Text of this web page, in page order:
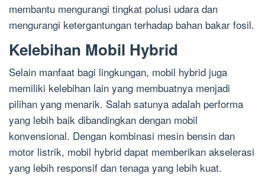
membantu mengurangi tingkat polusi udara dan
mengurangi ketergantungan terhadap bahan bakar fosil.
Kelebihan Mobil Hybrid
Selain manfaat bagi lingkungan, mobil hybrid juga
memiliki kelebihan lain yang membuatnya menjadi
pilihan yang menarik. Salah satunya adalah performa
yang lebih baik dibandingkan dengan mobil
konvensional. Dengan kombinasi mesin bensin dan
motor listrik, mobil hybrid dapat memberikan akselerasi
yang lebih responsif dan tenaga yang lebih kuat.